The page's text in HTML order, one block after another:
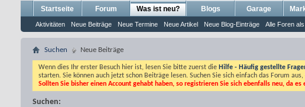
Startseite Forum Was ist neu?
Aktivitäten Neue Beiträge Neue Termine Neue Artikel Neue Blog-Einträge Alle Foren
Blogs Garage
Suchen Neue Beiträge
Wenn dies Ihr erster Besuch hier ist, lesen Sie bitte zuerst die Hilfe - Häufig gestellte
starten. Sie können auch jetzt schon Beiträge lesen. Suchen Sie sich einfach das Forum
Sollten Sie bisher einen Account gehabt haben, so registrieren Sie sich ebenfalls neu, da es
Suchen: